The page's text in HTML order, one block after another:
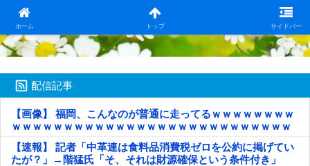
ホーム トップ サイドバー
日本第一！ニュース録
配信記事
【画像】 福岡、こんなのが普通に走ってるｗｗｗｗｗｗｗｗ
ｗｗｗｗｗｗｗｗｗｗｗｗｗｗｗｗｗｗｗｗｗｗｗｗｗｗｗ
ｗｗｗｗｗ
【速報】 記者「中革連は食料品消費税ゼロを公約に掲げてい
たが？」→階猛氏「そ、それは財源確保という条件付き」